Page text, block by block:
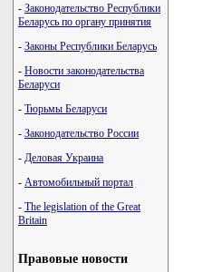
- Законодательство Республики
Беларусь по органу принятия
- Законы Республики Беларусь
- Новости законодательства
Беларуси
- Тюрьмы Беларуси
- Законодательство России
- Деловая Украина
- Автомобильный портал
- The legislation of the Great
Britain
Правовые новости